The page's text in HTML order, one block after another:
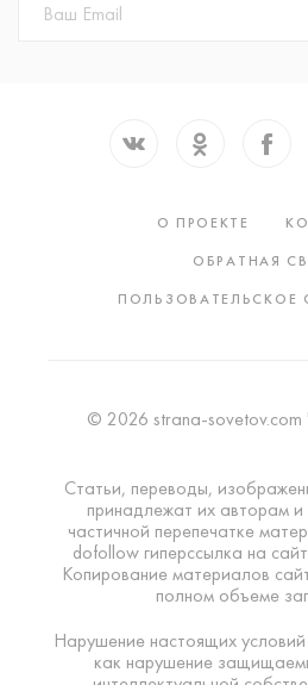
О ПРОЕКТЕ
ОБРАТНАЯ
ПОЛЬЗОВАТЕЛЬСКОЕ
© 2026 strana-sovetov.com
Статьи, переводы,
принадлежат их авторам
частичной перепечатке
dofollow гиперссылка на
Копирование материалов
полном объеме
Нарушение настоящих
как нарушение